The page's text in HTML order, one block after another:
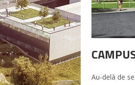
Au-delà de